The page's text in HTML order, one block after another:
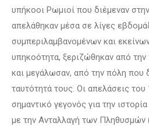
υπήκοοι Ρωμιοί που διέμεναν
απελάθηκαν μέσα σε λίγες
συμπεριλαμβανομένων και
υπηκοότητα, ξεριζώθηκαν από
και μεγάλωσαν, από την πόλη που
ταυτότητά τους. Οι απελάσεις του
σημαντικό γεγονός για την
με την Ανταλλαγή των